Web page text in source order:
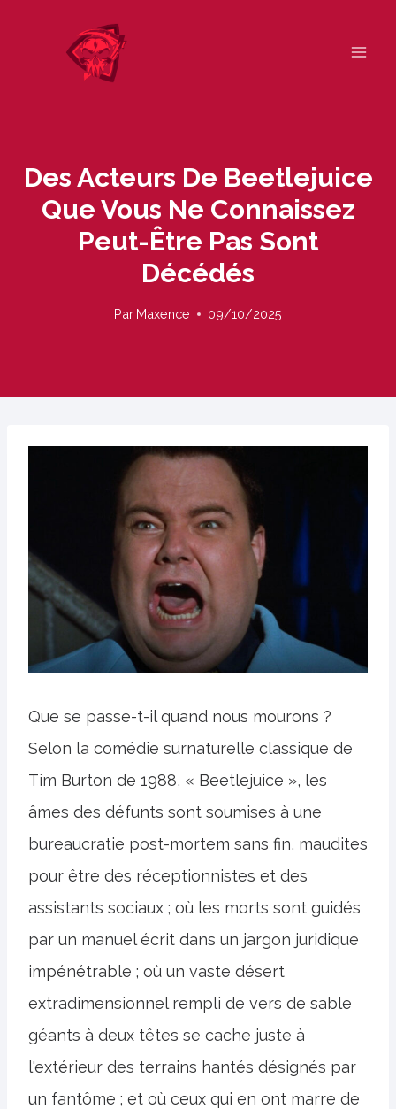
Des Acteurs De Beetlejuice
Que Vous Ne Connaissez
Peut-Être Pas Sont
Décédés
Par Maxence 09/10/2025
Que se passe-t-il quand nous mourons ?
Selon la comédie surnaturelle classique de
Tim Burton de 1988, « Beetlejuice », les
âmes des défunts sont soumises à une
bureaucratie post-mortem sans fin, maudites
pour être des réceptionnistes et des
assistants sociaux ; où les morts sont guidés
par un manuel écrit dans un jargon juridique
impénétrable ; où un vaste désert
extradimensionnel rempli de vers de sable
géants à deux têtes se cache juste à
l'extérieur des terrains hantés désignés par
un fantôme ; et où ceux qui en ont marre de